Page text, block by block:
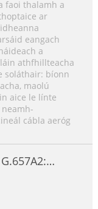
faoi thalamh a
ar
eangach
a
athfhillteacha
soláthair: bíonn
maolú
aice le línte
cábla aeróg